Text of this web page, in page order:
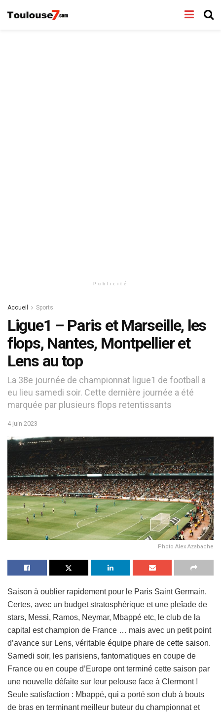
Publicité
Accueil Sports
Ligue1 – Paris et Marseille, les
flops, Nantes, Montpellier et
Lens au top
La 38e journée de championnat ligue1 de football a
eu lieu samedi soir. Cette dernière journée a été
marquée par plusieurs flops retentissants
4 juin 2023
Photo Alex Azabache
Saison à oublier rapidement pour le Paris Saint Germain.
Certes, avec un budget stratosphérique et une pleîade de
stars, Messi, Ramos, Neymar, Mbappé etc, le club de la
capital est champion de France … mais avec un petit point
d’avance sur Lens, véritable équipe phare de cette saison.
Samedi soir, les parisiens, fantomatiques en coupe de
France ou en coupe d’Europe ont terminé cette saison par
une nouvelle défaite sur leur pelouse face à Clermont !
Seule satisfaction : Mbappé, qui a porté son club à bouts
de bras en terminant meilleur buteur du championnat et